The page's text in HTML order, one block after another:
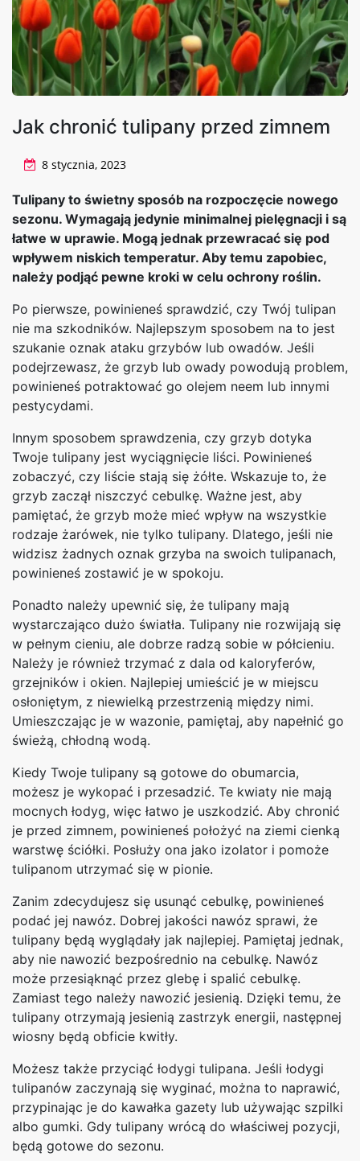
Jak chronić tulipany przed zimnem
8 stycznia, 2023
Tulipany to świetny sposób na rozpoczęcie nowego
sezonu. Wymagają jedynie minimalnej pielęgnacji i są
łatwe w uprawie. Mogą jednak przewracać się pod
wpływem niskich temperatur. Aby temu zapobiec,
należy podjąć pewne kroki w celu ochrony roślin.
Po pierwsze, powinieneś sprawdzić, czy Twój tulipan
nie ma szkodników. Najlepszym sposobem na to jest
szukanie oznak ataku grzybów lub owadów. Jeśli
podejrzewasz, że grzyb lub owady powodują problem,
powinieneś potraktować go olejem neem lub innymi
pestycydami.
Innym sposobem sprawdzenia, czy grzyb dotyka
Twoje tulipany jest wyciągnięcie liści. Powinieneś
zobaczyć, czy liście stają się żółte. Wskazuje to, że
grzyb zaczął niszczyć cebulkę. Ważne jest, aby
pamiętać, że grzyb może mieć wpływ na wszystkie
rodzaje żarówek, nie tylko tulipany. Dlatego, jeśli nie
widzisz żadnych oznak grzyba na swoich tulipanach,
powinieneś zostawić je w spokoju.
Ponadto należy upewnić się, że tulipany mają
wystarczająco dużo światła. Tulipany nie rozwijają się
w pełnym cieniu, ale dobrze radzą sobie w półcieniu.
Należy je również trzymać z dala od kaloryferów,
grzejników i okien. Najlepiej umieścić je w miejscu
osłoniętym, z niewielką przestrzenią między nimi.
Umieszczając je w wazonie, pamiętaj, aby napełnić go
świeżą, chłodną wodą.
Kiedy Twoje tulipany są gotowe do obumarcia,
możesz je wykopać i przesadzić. Te kwiaty nie mają
mocnych łodyg, więc łatwo je uszkodzić. Aby chronić
je przed zimnem, powinieneś położyć na ziemi cienką
warstwę ściółki. Posłuży ona jako izolator i pomoże
tulipanom utrzymać się w pionie.
Zanim zdecydujesz się usunąć cebulkę, powinieneś
podać jej nawóz. Dobrej jakości nawóz sprawi, że
tulipany będą wyglądały jak najlepiej. Pamiętaj jednak,
aby nie nawozić bezpośrednio na cebulkę. Nawóz
może przesiąknąć przez glebę i spalić cebulkę.
Zamiast tego należy nawozić jesienią. Dzięki temu, że
tulipany otrzymają jesienią zastrzyk energii, następnej
wiosny będą obficie kwitły.
Możesz także przyciąć łodygi tulipana. Jeśli łodygi
tulipanów zaczynają się wyginać, można to naprawić,
przypinając je do kawałka gazety lub używając szpilki
albo gumki. Gdy tulipany wrócą do właściwej pozycji,
będą gotowe do sezonu.